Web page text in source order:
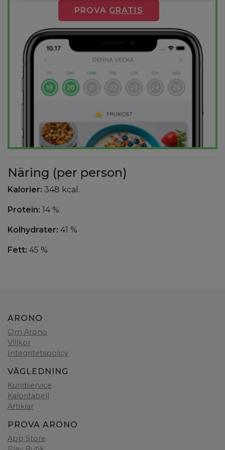
PROVA GRATIS
Näring (per person)
Kalorier: 348 kcal.
Protein: 14 %
Kolhydrater: 41 %
Fett: 45 %
ARONO
Om Arono
Villkor
Integritetspolicy
VÄGLEDNING
Kundservice
Kaloritabell
Artiklar
PROVA ARONO
App Store